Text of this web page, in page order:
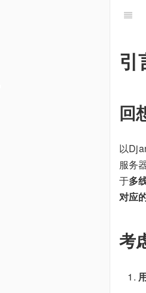
引
回
以
服务
于多
对应
考